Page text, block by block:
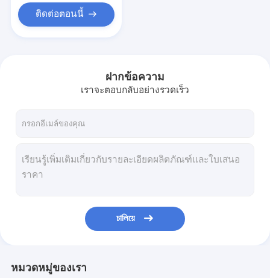
ติดต่อตอนนี้
ฝากข้อความ
เราจะตอบกลับอย่างรวดเร็ว
চালিয়ে
หมวดหมู่ของเรา